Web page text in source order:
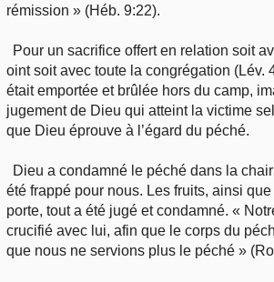
rémission » (Héb. 9:22).
Pour un sacrifice offert en relation soit
oint soit avec toute la congrégation (Lév.
était emportée et brûlée hors du camp,
jugement de Dieu qui atteint la victime
que Dieu éprouve à l’égard du péché.
Dieu a condamné le péché dans la
été frappé pour nous. Les fruits, ainsi que
porte, tout a été jugé et condamné. «
crucifié avec lui, afin que le corps du
que nous ne servions plus le péché »